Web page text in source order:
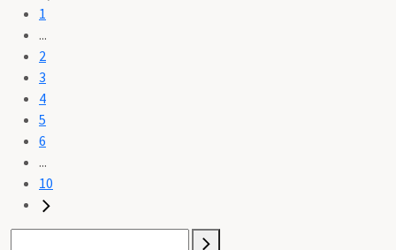
1
...
2
3
4
5
6
...
10